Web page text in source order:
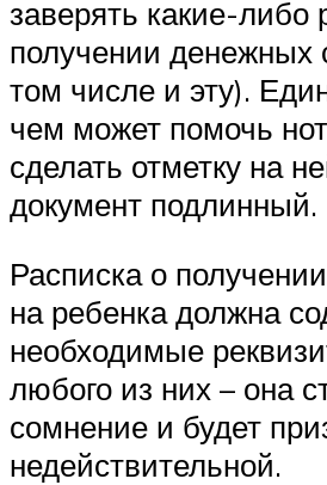
заверять какие-либо
получении денежных
том числе и эту).
чем может помочь
сделать отметку на
документ подлинный.
Расписка о
на ребенка должна
необходимые
любого из них – она
сомнение и будет
недействительной.